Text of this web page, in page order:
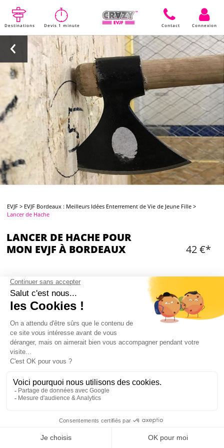
Destinations Devis 1 minute Contact Connexion
EVJF > EVJF Bordeaux : Meilleurs Idées Enterrement de Vie de Jeune Fille >
Lancer de Hache
LANCER DE HACHE POUR
MON EVJF À BORDEAUX
42 €*
CONTENU
Mode de jeu adapté à vos envies (tournoi,
compétition...)
Accès aux haches ET shurikens
Explications théoriques et encadrement par un
1 boisson par personne
Privatisation
Mon EVJF à Bordeaux